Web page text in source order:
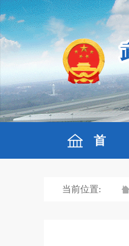
首
当前位置: